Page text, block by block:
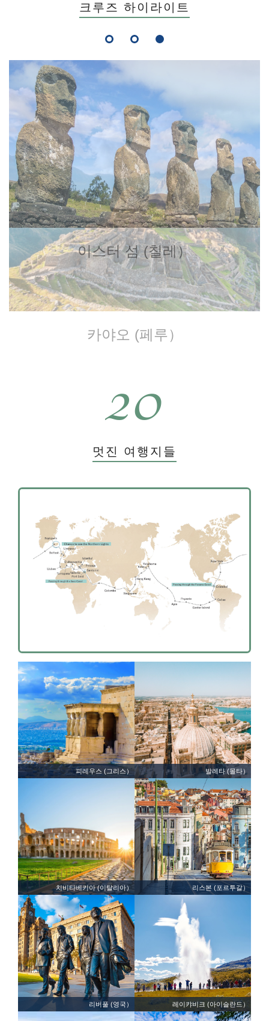
크루즈 하이라이트
카야오 (페루）
이스터 섬 (칠레）
2 3
20
멋진 여행지들
피레우스 (그리스） 발레타 (몰타）
치비타베키아 (이탈리아） 리스본 (포르투갈）
리버풀 (영국） 레이캬비크 (아이슬란드）